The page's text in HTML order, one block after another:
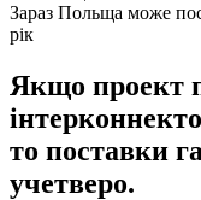
Зараз Польща може
рік
Якщо проект
то поставки
учетверо.